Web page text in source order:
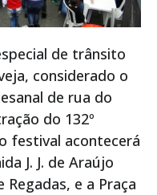
de trânsito
considerado o
de rua do
do 132º
festival acontecerá
J. J. de Araújo
Regadas, e a Praça